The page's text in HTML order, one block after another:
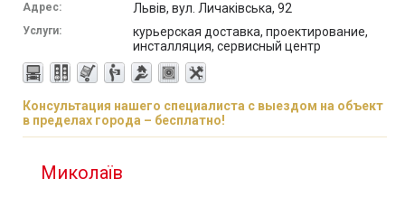
Адрес: Львів, вул. Личаківська, 92
Услуги:
курьерская доставка, проектирование,
инсталляция, сервисный центр
Консультация нашего специалиста с выездом на объект
в пределах города – бесплатно!
Миколаїв